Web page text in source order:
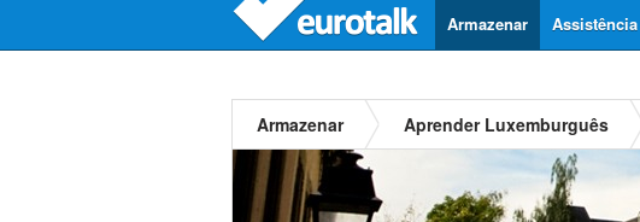
Assistência
Armazenar
Armazenar Aprender Luxemburguês